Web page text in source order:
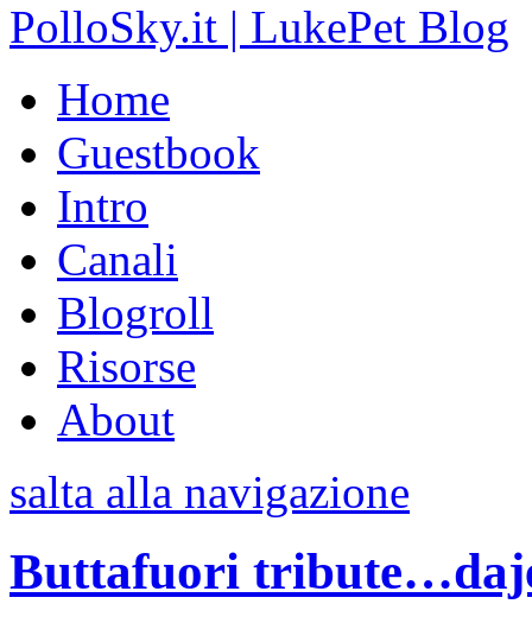
PolloSky.it | LukePet Blog
Home
Guestbook
Intro
Canali
Blogroll
Risorse
About
salta alla navigazione
Buttafuori